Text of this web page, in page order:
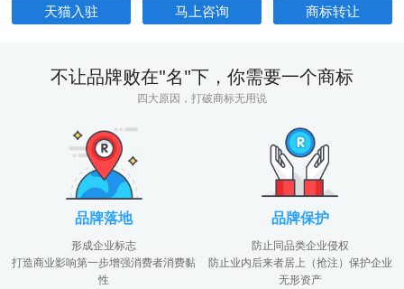
天猫入驻 马上咨询 商标转让
不让品牌败在"名"下，你需要一个商标
四大原因，打破商标无用说
品牌落地
形成企业标志
打造商业影响第一步增强消费者消费黏
性
品牌保护
防止同品类企业侵权
防止业内后来者居上（抢注）保护企业
无形资产